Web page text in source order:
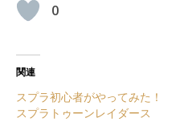
0
関連
スプラ初心者がやってみた！
スプラトゥーンレイダース